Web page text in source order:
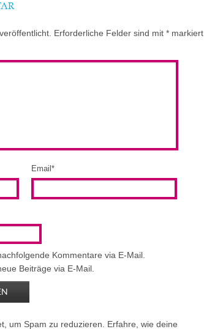
Erforderliche Felder sind mit * markiert
Email *
Kommentare via E-Mail.
Beiträge via E-Mail.
um Spam zu reduzieren. Erfahre, wie deine